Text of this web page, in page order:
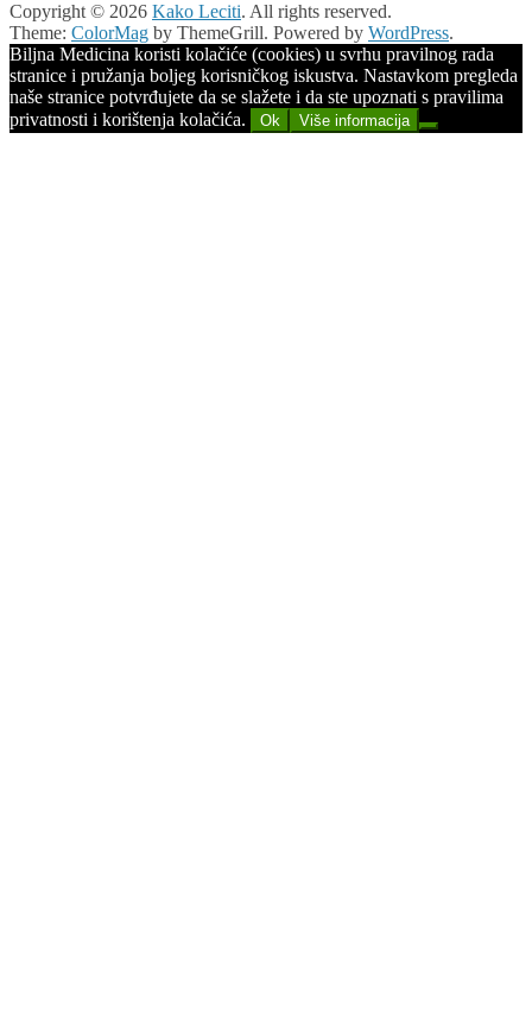
Copyright © 2026 Kako Leciti. All rights reserved.
Theme: ColorMag by ThemeGrill. Powered by WordPress.
Biljna Medicina koristi kolačiće (cookies) u svrhu pravilnog rada
stranice i pružanja boljeg korisničkog iskustva. Nastavkom pregleda
naše stranice potvrđujete da se slažete i da ste upoznati s pravilima
privatnosti i korištenja kolačića.
Ok Više informacija